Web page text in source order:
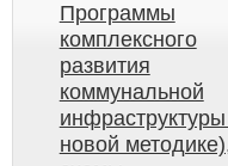
Программы
комплексного
развития
коммунальной
новой